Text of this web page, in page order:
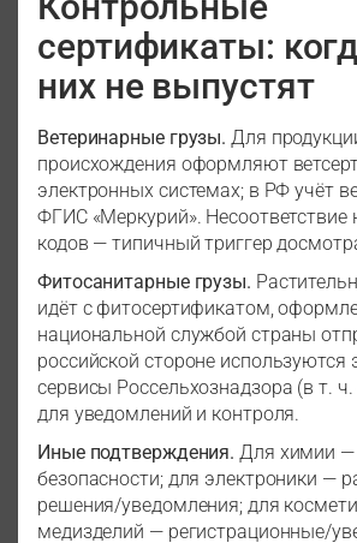
сертификаты:
них не выпустят
Ветеринарные грузы. Для
происхождения оформляют
электронных системах; в РФ учёт
ФГИС «Меркурий». Несоответствие
кодов — типичный триггер
Фитосанитарные грузы.
идёт с фитосертификатом,
национальной службой страны
российской стороне используются
сервисы Россельхознадзора (в т. ч.
для уведомлений и контроля.
Иные подтверждения. Для химии —
безопасности; для электроники —
решения/уведомления; для
медизделий — регистрационные/